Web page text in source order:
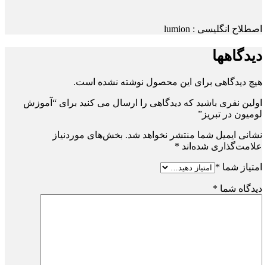
اصطلاح انگلیسی : lumion
دیدگاهها
هیچ دیدگاهی برای این محصول نوشته نشده است.
اولین نفری باشید که دیدگاهی را ارسال می کنید برای “آموزش
لومیون در تبریز”
نشانی ایمیل شما منتشر نخواهد شد. بخش‌های موردنیاز
علامت‌گذاری شده‌اند *
امتیاز شما *
دیدگاه شما *